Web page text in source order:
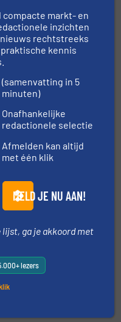
compacte markt- en
inzichten
rechtstreeks
kennis
(samenvatting in 5
minuten)
Onafhankelijke
redactionele selectie
Afmelden kan altijd
met één klik
MELD JE NU AAN!
lijst, ga je akkoord met
lezers